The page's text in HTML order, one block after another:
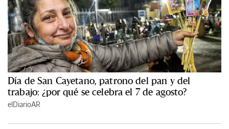
Día de San Cayetano, patrono del pan y del
trabajo: ¿por qué se celebra el 7 de agosto?
elDiarioAR